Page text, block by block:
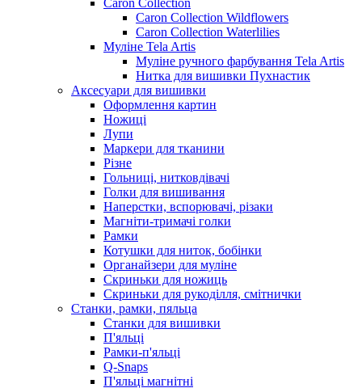
Caron Collection Wildflowers
Caron Collection Waterlilies
Муліне Tela Artis
Муліне ручного фарбування Tela Artis
Нитка для вишивки Пухнастик
Аксесуари для вишивки
Оформлення картин
Ножиці
Лупи
Маркери для тканини
Різне
Гольниці, нитковдівачі
Голки для вишивання
Наперстки, вспорювачі, різаки
Магніти-тримачі голки
Рамки
Котушки для ниток, бобінки
Органайзери для муліне
Скриньки для ножиць
Скриньки для рукоділля, смітнички
Станки, рамки, пяльца
Станки для вишивки
П'яльці
Рамки-п'яльці
Q-Snaps
П'яльці магнітні